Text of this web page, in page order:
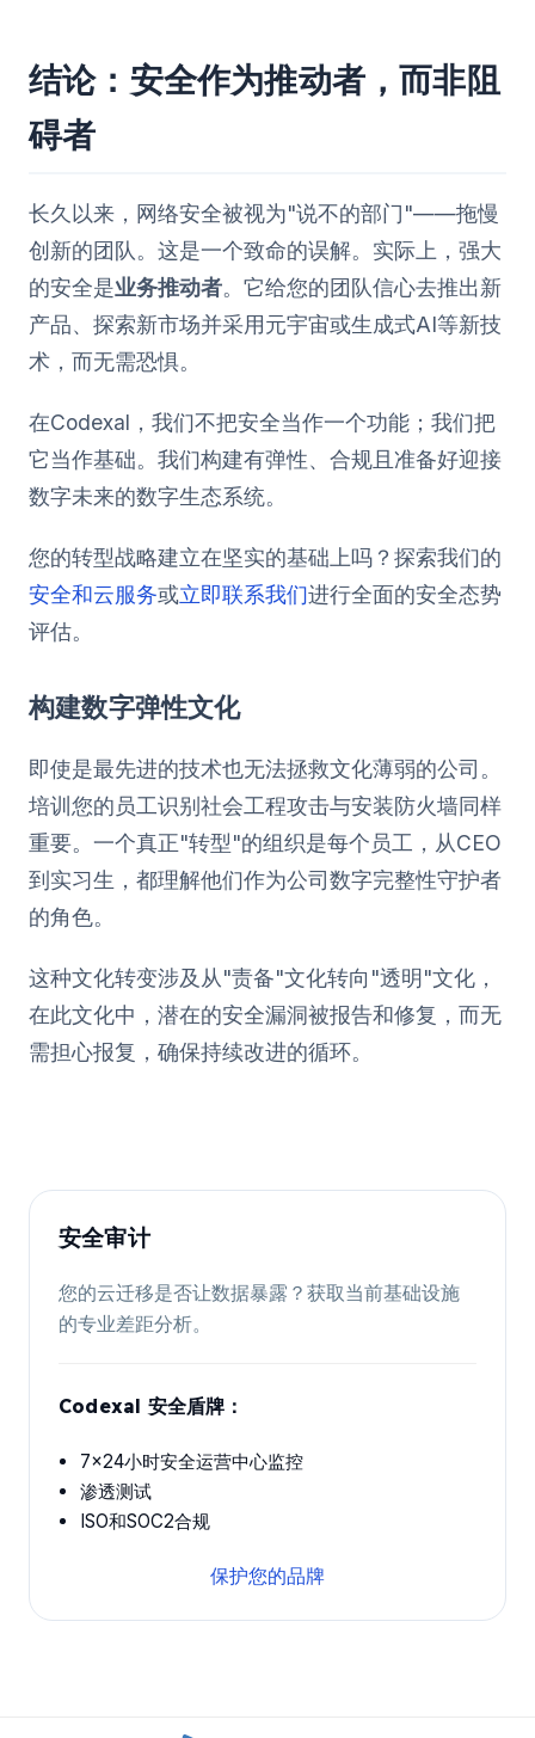
结论：安全作为推动者，而非阻
碍者
长久以来，网络安全被视为"说不的部门"——拖慢
创新的团队。这是一个致命的误解。实际上，强大
的安全是业务推动者。它给您的团队信心去推出新
产品、探索新市场并采用元宇宙或生成式AI等新技
术，而无需恐惧。
在Codexal，我们不把安全当作一个功能；我们把
它当作基础。我们构建有弹性、合规且准备好迎接
数字未来的数字生态系统。
您的转型战略建立在坚实的基础上吗？探索我们的
安全和云服务或立即联系我们进行全面的安全态势
评估。
构建数字弹性文化
即使是最先进的技术也无法拯救文化薄弱的公司。
培训您的员工识别社会工程攻击与安装防火墙同样
重要。一个真正"转型"的组织是每个员工，从CEO
到实习生，都理解他们作为公司数字完整性守护者
的角色。
这种文化转变涉及从"责备"文化转向"透明"文化，
在此文化中，潜在的安全漏洞被报告和修复，而无
需担心报复，确保持续改进的循环。
安全审计
您的云迁移是否让数据暴露？获取当前基础设施
的专业差距分析。
Codexal 安全盾牌：
7x24小时安全运营中心监控
渗透测试
ISO和SOC2合规
保护您的品牌